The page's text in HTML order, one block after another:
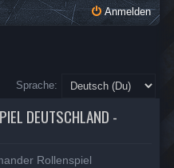
Anmelden
Sprache:
DEUTSCHLAND -
Rollenspiel